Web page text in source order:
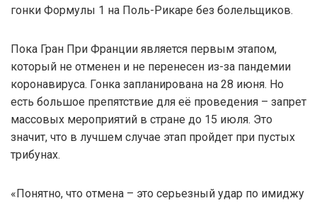
гонки Формулы 1 на Поль-Рикаре без болельщиков.
Пока Гран При Франции является первым этапом,
который не отменен и не перенесен из-за пандемии
коронавируса. Гонка запланирована на 28 июня. Но
есть большое препятствие для её проведения – запрет
массовых мероприятий в стране до 15 июля. Это
значит, что в лучшем случае этап пройдет при пустых
трибунах.
«Понятно, что отмена – это серьезный удар по имиджу